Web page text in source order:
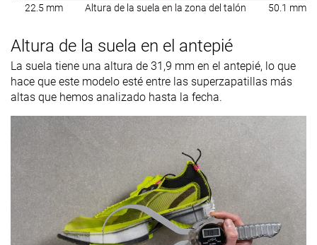
22.5 mm Altura de la suela en la zona del talón 50.1 mm
Altura de la suela en el antepié
La suela tiene una altura de 31,9 mm en el antepié, lo que
hace que este modelo esté entre las superzapatillas más
altas que hemos analizado hasta la fecha.